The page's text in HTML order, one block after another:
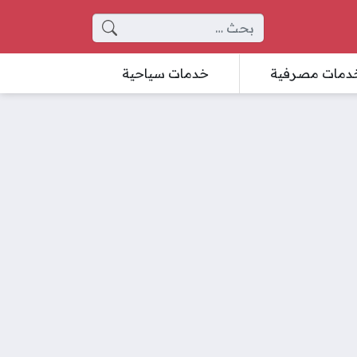
البحث عن:
مصرفية خدمات سياحية